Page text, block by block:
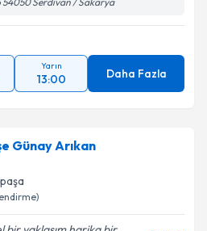
Yarın
13:00 Daha Fazla
Günay Arıkan